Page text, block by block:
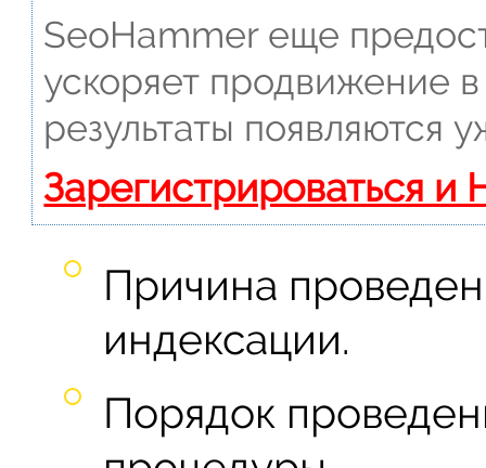
SeoHammer еще
ускоряет продвижение
результаты появляются
Зарегистрироваться и
Причина
индексации.
Порядок